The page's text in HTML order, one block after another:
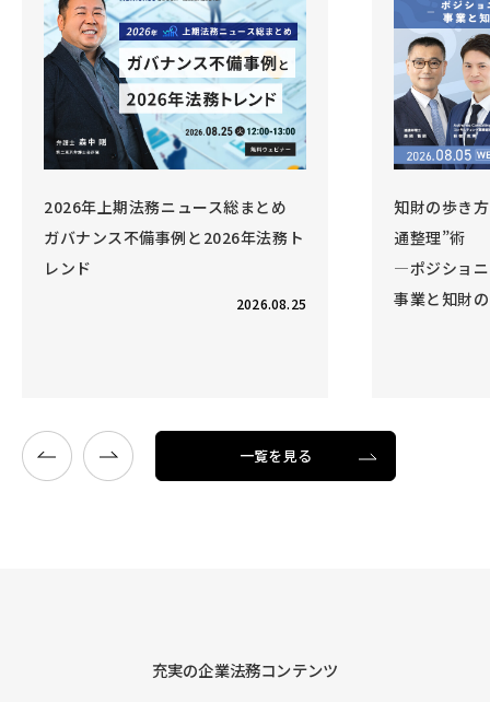
とめ
法務ト
知財の歩き方 Vol.6 事業と知財の“交
通整理”術
―ポジショニング戦略を強化する、
事業と知財のコラボレーション―
一覧を見る
充実の企業法務コンテンツ